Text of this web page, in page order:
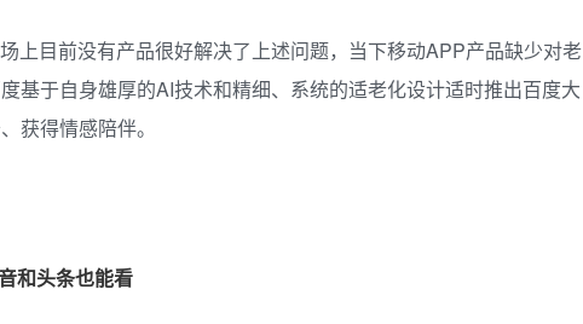
上目前没有产品很好解决了上述问题，当下移动APP产品缺少对老
基于自身雄厚的AI技术和精细、系统的适老化设计适时推出百度大
获得情感陪伴。
和头条也能看